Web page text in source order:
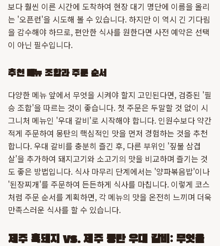
보다 훨씬 이른 시간에 도착하여 현장 대기 명단에 이름을 올리
는 '오픈런'을 시도해 볼 수 있습니다. 하지만 이 역시 긴 기다림
을 감수해야 하므로, 편안한 식사를 원한다면 사전 예약은 선택
이 아닌 필수입니다.
추천 메뉴 조합과 주문 순서
다양한 메뉴 앞에서 무엇을 시켜야 할지 고민된다면, 검증된 '필
승 조합'을 따르는 것이 좋습니다. 첫 주문은 두말할 것 없이 시
그니처 메뉴인 '우대 갈비'로 시작해야 합니다. 인원수보다 약간
적게 주문하여 몽탄의 핵심적인 맛을 먼저 경험하는 것을 추천
합니다. 우대 갈비를 충분히 즐긴 후, 다른 부위인 '짚불 삼겹
살'을 추가하여 돼지고기와 소고기의 맛을 비교하며 즐기는 것
도 좋은 방법입니다. 식사 마무리 단계에서는 '양파볶음밥'이나
'된장찌개'를 주문하여 든든하게 식사를 마칩니다. 이렇게 코스
처럼 주문 순서를 계획하면, 각 메뉴의 맛을 온전히 느끼며 더욱
만족스러운 식사를 할 수 있습니다.
제주 흑돼지 vs. 제주 몽탄 우대 갈비: 무엇을